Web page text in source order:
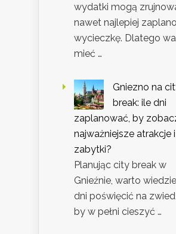
wydatki mogą
nawet najlepiej
wycieczkę. Dlatego
mieć …
Gniezno na
break: ile dni
zaplanować, by
najważniejsze atrakcje i
zabytki?
Planując city break w
Gnieźnie, warto
dni poświęcić na
by w pełni cieszyć …